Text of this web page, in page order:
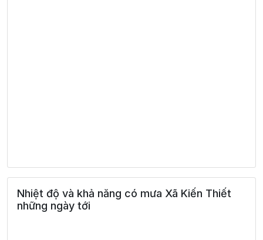
Nhiệt độ và khả năng có mưa Xã Kiến Thiết
những ngày tới